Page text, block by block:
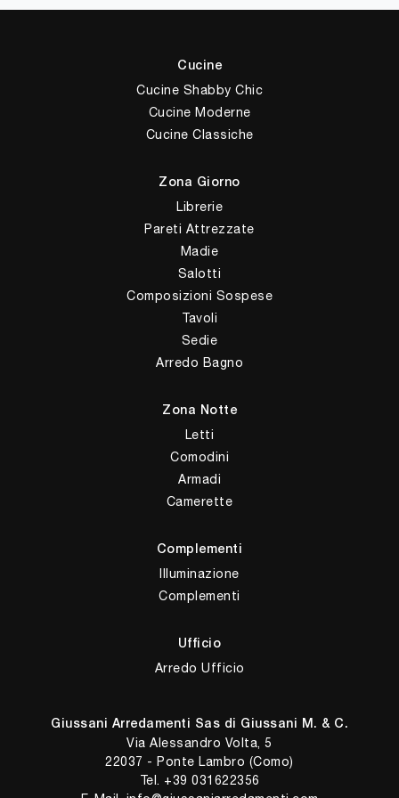
Cucine
Cucine Shabby Chic
Cucine Moderne
Cucine Classiche
Zona Giorno
Librerie
Pareti Attrezzate
Madie
Salotti
Composizioni Sospese
Tavoli
Sedie
Arredo Bagno
Zona Notte
Letti
Comodini
Armadi
Camerette
Complementi
Illuminazione
Complementi
Ufficio
Arredo Ufficio
Giussani Arredamenti Sas di Giussani M. & C.
Via Alessandro Volta, 5
22037 - Ponte Lambro (Como)
Tel. +39 031622356